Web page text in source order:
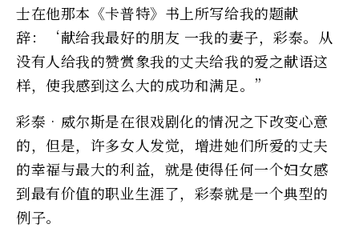
士在他那本《卡普特》书上所写给我的题献
辞：‘献给我最好的朋友 一我的妻子，彩泰。从
没有人给我的赞赏象我的丈夫给我的爱之献语这
样，使我感到这么大的成功和满足。”
彩泰•威尔斯是在很戏剧化的情况之下改变心意
的，但是，许多女人发觉，增进她们所爱的丈夫
的幸福与最大的利益，就是使得任何一个妇女感
到最有价值的职业生涯了，彩泰就是一个典型的
例子。